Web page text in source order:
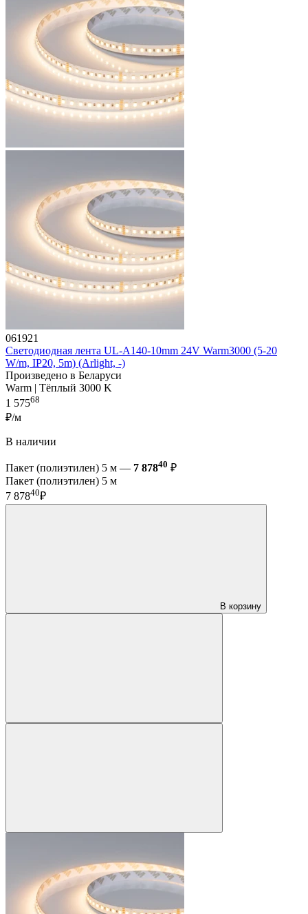
061921
Светодиодная лента UL-A140-10mm 24V Warm3000 (5-20
W/m, IP20, 5m) (Arlight, -)
Произведено в Беларуси
Warm | Тёплый 3000 K
1 57568
₽/м
В наличии
Пакет (полиэтилен) 5 м — 7 87840 ₽
Пакет (полиэтилен) 5 м
7 87840₽
В корзину